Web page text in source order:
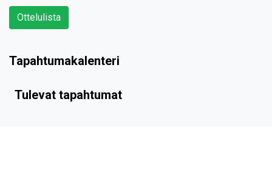
Ottelulista
Tapahtumakalenteri
Tulevat tapahtumat